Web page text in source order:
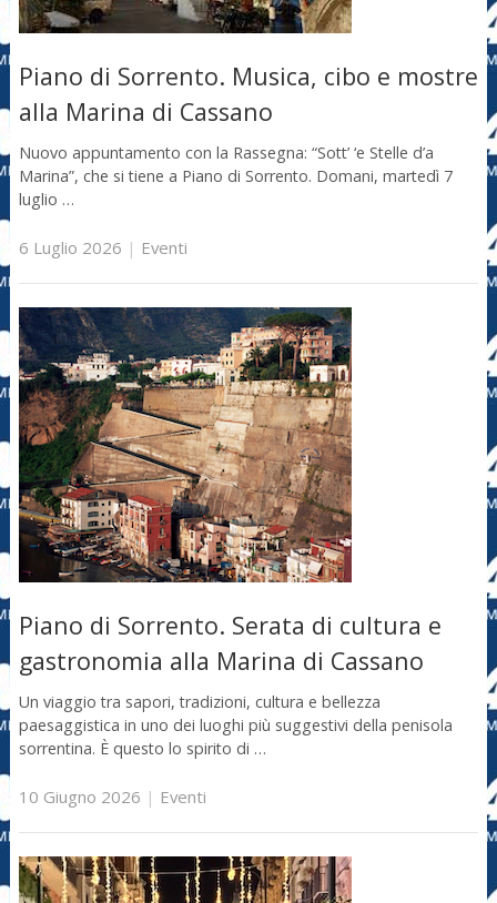
Piano di Sorrento. Musica, cibo e mostre
alla Marina di Cassano
Nuovo appuntamento con la Rassegna: “Sott’ ‘e Stelle d’a
Marina”, che si tiene a Piano di Sorrento. Domani, martedì 7
luglio …
6 Luglio 2026 | Eventi
Piano di Sorrento. Serata di cultura e
gastronomia alla Marina di Cassano
Un viaggio tra sapori, tradizioni, cultura e bellezza
paesaggistica in uno dei luoghi più suggestivi della penisola
sorrentina. È questo lo spirito di …
10 Giugno 2026 | Eventi